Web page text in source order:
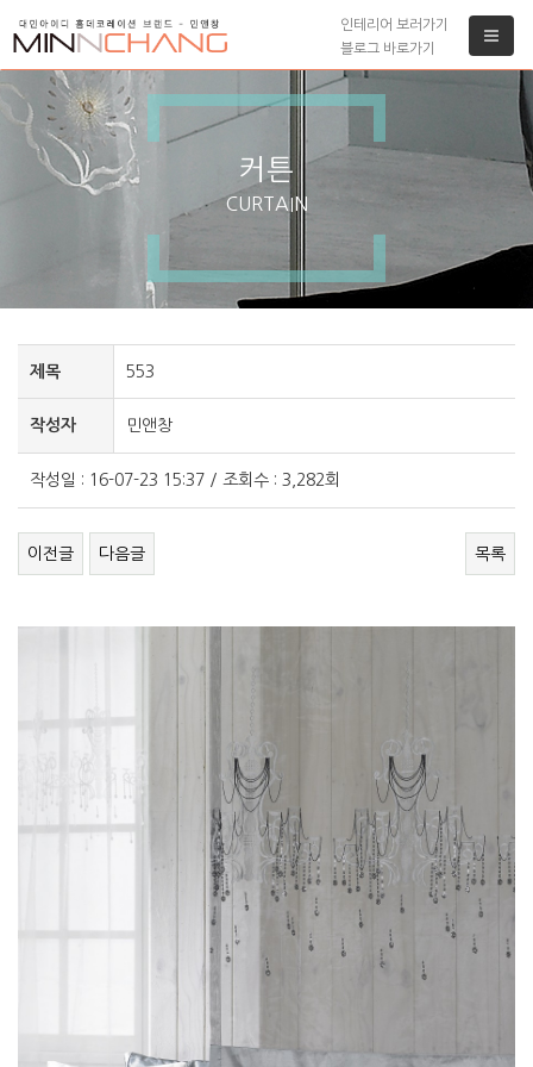
인테리어 보러가기
블로그 바로가기
커튼
CURTAIN
제목 553
작성자 민앤창
작성일 : 16-07-23 15:37 / 조회수 : 3,282회
이전글 다음글 목록